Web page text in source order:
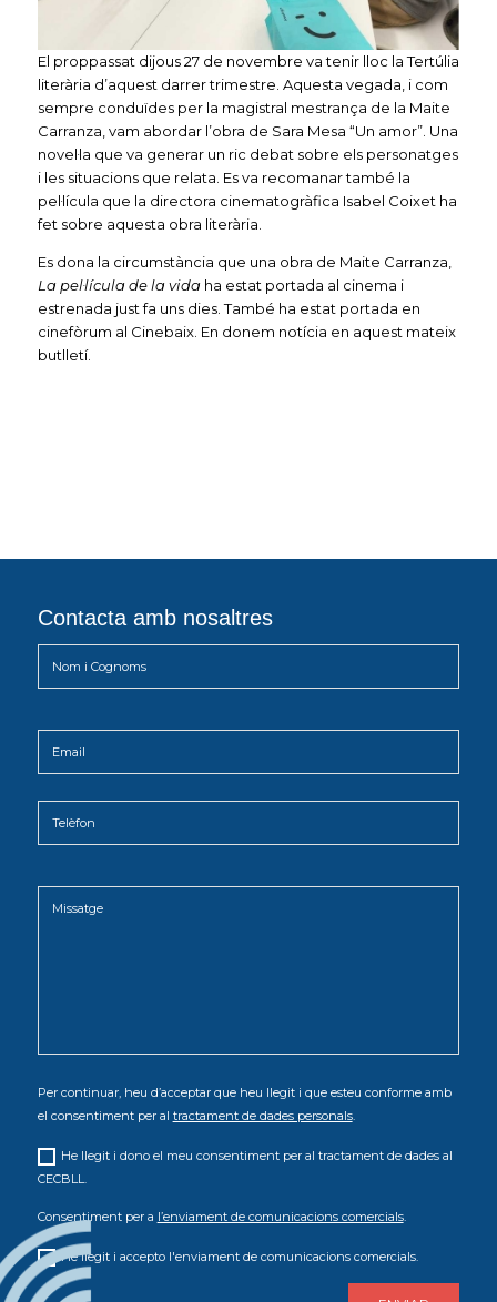
El proppassat dijous 27 de novembre va tenir lloc la Tertúlia
literària d’aquest darrer trimestre. Aquesta vegada, i com
sempre conduïdes per la magistral mestrança de la Maite
Carranza, vam abordar l’obra de Sara Mesa “Un amor”. Una
novel·la que va generar un ric debat sobre els personatges
i les situacions que relata. Es va recomanar també la
pel·lícula que la directora cinematogràfica Isabel Coixet ha
fet sobre aquesta obra literària.
Es dona la circumstància que una obra de Maite Carranza,
La pel·lícula de la vidaha estat portada al cinema i
estrenada just fa uns dies. També ha estat portada en
cinefòrum al Cinebaix. En donem notícia en aquest mateix
butlletí.
Contacta amb nosaltres
Per continuar, heu d’acceptar que heu llegit i que esteu conforme amb
el consentiment per al tractament de dades personals.
He llegit i dono el meu consentiment per al tractament de dades al
CECBLL.
Consentiment per a l’enviament de comunicacions comercials.
He llegit i accepto l'enviament de comunicacions comercials.